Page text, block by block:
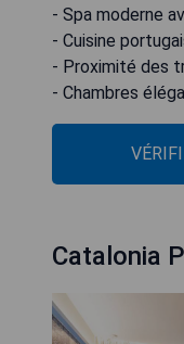
- Spa moderne
- Cuisine
- Proximité des
- Chambres
Catalonia